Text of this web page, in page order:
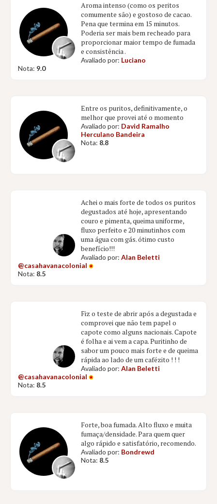
Aroma intenso (como os peritos
comumente são) e gostoso de cacao.
Pena que termina em 15 minutos.
Poderia ser mais bem recheado para
proporcionar maior tempo de fumada
e consistência .
Avaliado por: Luciano
Nota: 9.0
Entre os puritos, definitivamente, o
melhor que provei até o momento
Avaliado por: David Ramalho
Herculano Bandeira
Nota: 8.8
Achei o mais forte de todos os puritos
degustados até hoje, apresentando
couro e pimenta, queima uniforme,
fluxo perfeito e 20 minutinhos com
uma água com gás. ótimo custo
benefício!!!
Avaliado por:Alan Beletti
@casahavanacolonial
Nota: 8.5
Fiz o teste de abrir após a degustada e
comprovei que não tem papel o
capote como alguns nacionais. Capote
é folha e ai vem a capa. Puritinho de
sabor um pouco mais forte e de queima
rápida ao lado de um cafézito ! ! !
Avaliado por:Alan Beletti
@casahavanacolonial
Nota: 8.5
Forte, boa fumada. Alto fluxo e muita
fumaça/densidade. Para quem quer
algo rápido e satisfatório, recomendo.
Avaliado por: Bondrewd
Nota: 8.5